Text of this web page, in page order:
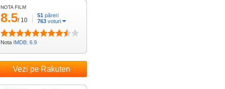
NOTA FILM
8.5/ 10
51 păreri
763 voturi
Nota IMDB: 6.9
Vezi pe Rakuten